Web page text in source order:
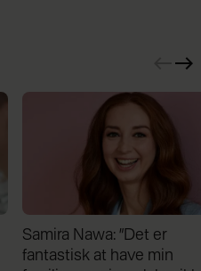
Samira Nawa: ”Det er
fantastisk at have min